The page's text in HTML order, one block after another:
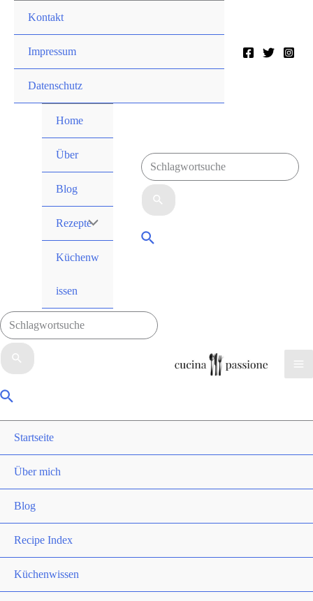
springen
Kontakt
Impressum
Datenschutz
Home
Über
Blog
RezepteMenü
Umschalten
Küchenw
issen
Suchen
nach:
Suche
Suchen
nach:
Suche
Startseite
Über mich
Blog
Recipe Index
Küchenwissen